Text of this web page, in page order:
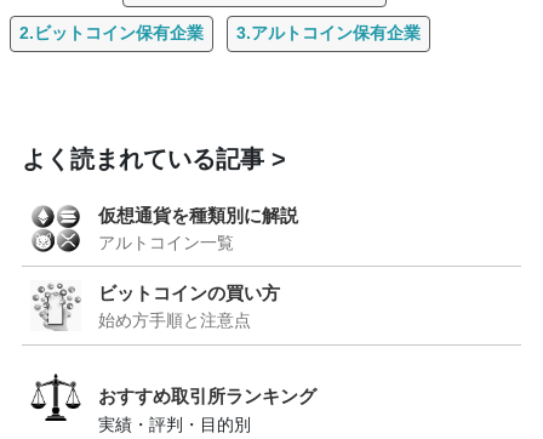
2.ビットコイン保有企業 3.アルトコイン保有企業
よく読まれている記事
仮想通貨を種類別に解説
アルトコイン一覧
ビットコインの買い方
始め方手順と注意点
おすすめ取引所ランキング
実績・評判・目的別